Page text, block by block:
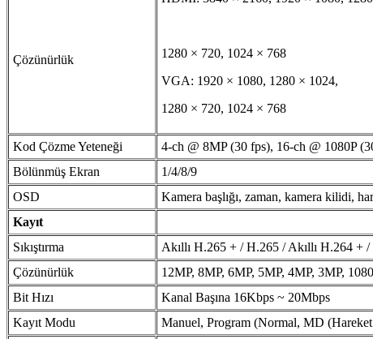
Çözünürlük
1280 × 720, 1024 × 768
VGA: 1920 × 1080, 1280 × 1024,
1280 × 720, 1024 × 768
Kod Çözme Yeteneği
4-ch @ 8MP (30 fps), 16-ch @ 1080P
Bölünmüş Ekran
1/4/8/9
OSD
Kamera başlığı, zaman, kamera kilidi,
Kayıt
Sıkıştırma
Akıllı H.265 + / H.265 / Akıllı H.264 +
Çözünürlük
12MP, 8MP, 6MP, 5MP, 4MP, 3MP,
Bit Hızı
Kanal Başına 16Kbps ~ 20Mbps
Kayıt Modu
Manuel, Program (Normal, MD